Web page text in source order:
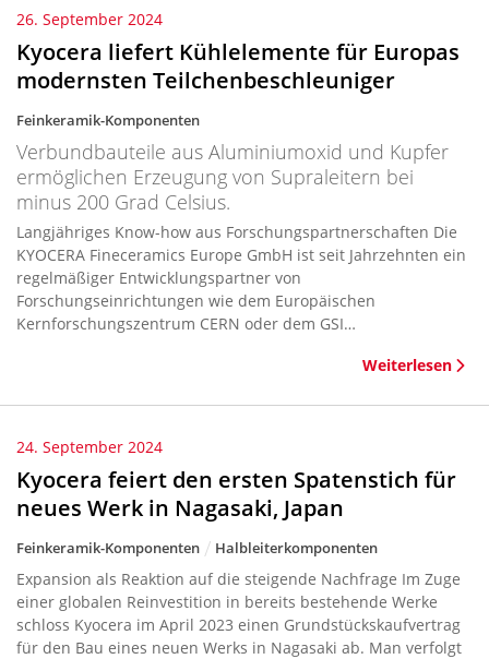
26. September 2024
Kyocera liefert Kühlelemente für Europas
modernsten Teilchenbeschleuniger
Feinkeramik-Komponenten
Verbundbauteile aus Aluminiumoxid und Kupfer
ermöglichen Erzeugung von Supraleitern bei
minus 200 Grad Celsius.
Langjähriges Know-how aus Forschungspartnerschaften Die
KYOCERA Fineceramics Europe GmbH ist seit Jahrzehnten ein
regelmäßiger Entwicklungspartner von
Forschungseinrichtungen wie dem Europäischen
Kernforschungszentrum CERN oder dem GSI
Weiterlesen
24. September 2024
Kyocera feiert den ersten Spatenstich für
neues Werk in Nagasaki, Japan
Feinkeramik-Komponenten Halbleiterkomponenten
Expansion als Reaktion auf die steigende Nachfrage Im Zuge
einer globalen Reinvestition in bereits bestehende Werke
schloss Kyocera im April 2023 einen Grundstückskaufvertrag
für den Bau eines neuen Werks in Nagasaki ab. Man verfolgt